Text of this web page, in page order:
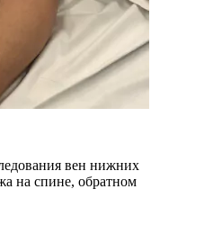
вен нижних
на спине, обратном